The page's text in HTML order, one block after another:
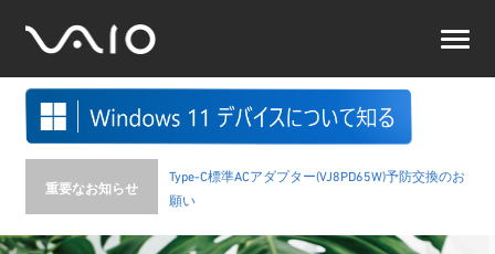
公
式
サ
イ
ト
重要なお知らせ
Type-C標準ACアダプター(VJ8PD65W)予防交換のお
願い